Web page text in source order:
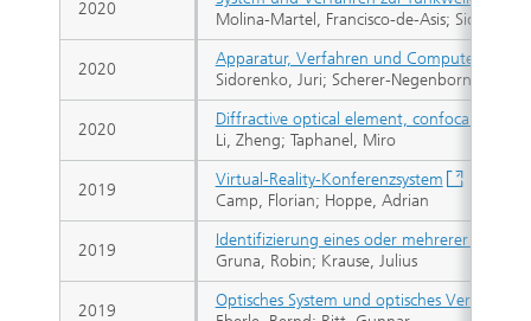
Molina-Martel, Francisco-de-Asis;
Apparatur, Verfahren und
Sidorenko, Juri; Scherer-Negenborn,
Diffractive optical element, confocal
Li, Zheng; Taphanel, Miro
Virtual-Reality-Konferenzsystem
Camp, Florian; Hoppe, Adrian
Identifizierung eines oder mehrerer
Gruna, Robin; Krause, Julius
Optisches System und optisches
2020
2020
2020
2019
2019
2019